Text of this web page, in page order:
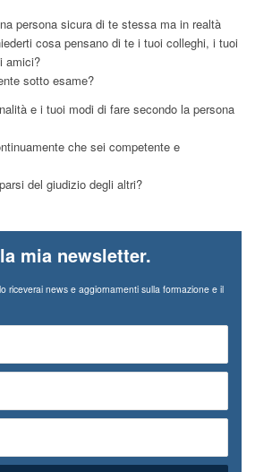
persona sicura di te stessa ma in realtà
cosa pensano di te i tuoi colleghi, i tuoi
amici?
sotto esame?
e i tuoi modi di fare secondo la persona
che sei competente e
del giudizio degli altri?
mia newsletter.
riceverai news e aggiornamenti sulla formazione e il